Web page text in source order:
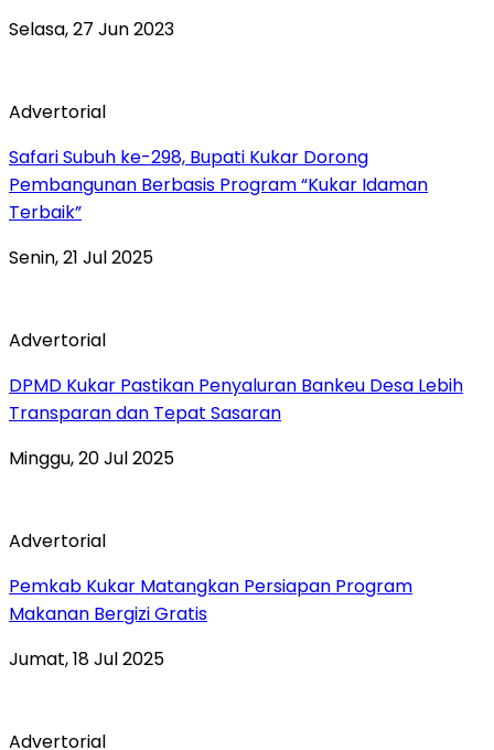
Selasa, 27 Jun 2023
Advertorial
Safari Subuh ke-298, Bupati Kukar Dorong
Pembangunan Berbasis Program “Kukar Idaman
Terbaik”
Senin, 21 Jul 2025
Advertorial
DPMD Kukar Pastikan Penyaluran Bankeu Desa Lebih
Transparan dan Tepat Sasaran
Minggu, 20 Jul 2025
Advertorial
Pemkab Kukar Matangkan Persiapan Program
Makanan Bergizi Gratis
Jumat, 18 Jul 2025
Advertorial